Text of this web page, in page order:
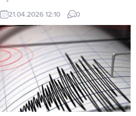
bedellerini açıkladı. Buna göre
Türkiye Diyanet Vakfı aracılığıyla
yapılacak kurban kesimlerinde yurt
içi bedel 18 bin TL, yurt dışı bedel
ise 7 bin TL olarak belirlendi. Haber
Merkezi – Türkiye Diyanet Vakfı
(TDV), 2026 yılı için...
21.04.2026 12:10 0